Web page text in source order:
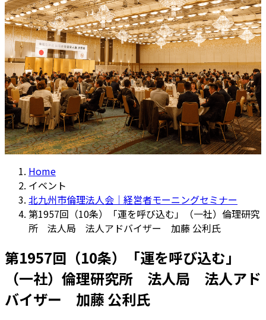
Home
イベント
北九州市倫理法人会｜経営者モーニングセミナー
第1957回（10条）「運を呼び込む」（一社）倫理研究
所 法人局 法人アドバイザー 加藤 公利氏
第1957回（10条）「運を呼び込む」
（一社）倫理研究所 法人局 法人アド
バイザー 加藤 公利氏